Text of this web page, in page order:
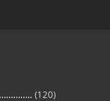
(120)